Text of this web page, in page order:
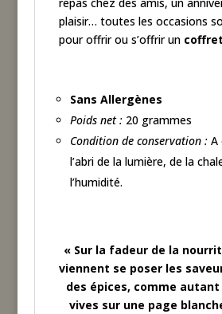
plaisir… toutes les occasions
pour offrir ou s’offrir un
Sans Allergènes
Poids net :20 grammes
Condition de conservation :A
l’abri de la lumière, de la
l’humidité.
« Sur la fadeur de la
viennent se poser les
des épices, comme
vives sur une page